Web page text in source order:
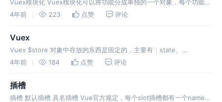
Vuex模块化 Vuex模块化可以将功能分成单独的一个对象，每个功能里
面都包含actions、mutations、state、getters 导出的时候需要用
4年前 223 点赞 评论
Vuex
Vuex $store 对象中存放的东西是固定的，主要有：state、
mutations、actions、getters、modules store里面的state、
4年前 184 点赞 评论
插槽
插槽 默认插槽 具名插槽 Vue官方规定，每个slot插槽都有一个name名